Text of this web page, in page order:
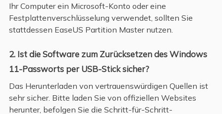
Ihr Computer ein Microsoft-Konto oder eine
Festplattenverschlüsselung verwendet, sollten Sie
stattdessen EaseUS Partition Master nutzen.
2. Ist die Software zum Zurücksetzen des Windows
11-Passworts per USB-Stick sicher?
Das Herunterladen von vertrauenswürdigen Quellen ist
sehr sicher. Bitte laden Sie von offiziellen Websites
herunter, befolgen Sie die Schritt-für-Schritt-